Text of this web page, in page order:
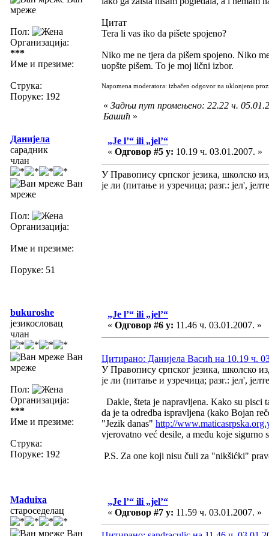
мреже
Пол:
Организација:
***
Име и презиме:
Струка:
Поруке: 192
Цитат
Tera li vas iko da pišete spojeno?
Niko me ne tjera da pišem spojeno. Niko
uopšte pišem. To je moj lični izbor.
Napomena moderatora: izbačen odgovor na uklonjenu
« Задњи пут промењено: 22.22 ч.
Башић »
Данијела
сарадник
члан
Ван
мреже
Пол:
Организација:
Име и презиме:
Поруке: 51
„Je l’“ ili „jel’“
« Одговор #5 у: 10.19 ч. 03.01.2007. »
У Правопису српског језика, школско
је ли (питање и узречица; разг.: јел',
bukuroshe
језикословац
члан
Ван
мреже
Пол:
Организација:
***
Име и презиме:
Струка:
Поруке: 192
„Je l’“ ili „jel’“
« Одговор #6 у: 11.46 ч. 03.01.2007. »
Цитирано: Данијела Васић на 10.19 ч.
У Правопису српског језика, школско
је ли (питање и узречица; разг.: јел',
Dakle, šteta je napravljena. Kako su
da je ta odredba ispravljena (kako Bojan
"Jezik danas" http://
vjerovatno već desile, a među koje sigurno
P.S. Za one koji nisu čuli za "nikšićki"
Maduixa
староседелац
Ван
„Je l’“ ili „jel’“
« Одговор #7 у: 11.59 ч. 03.01.2007. »